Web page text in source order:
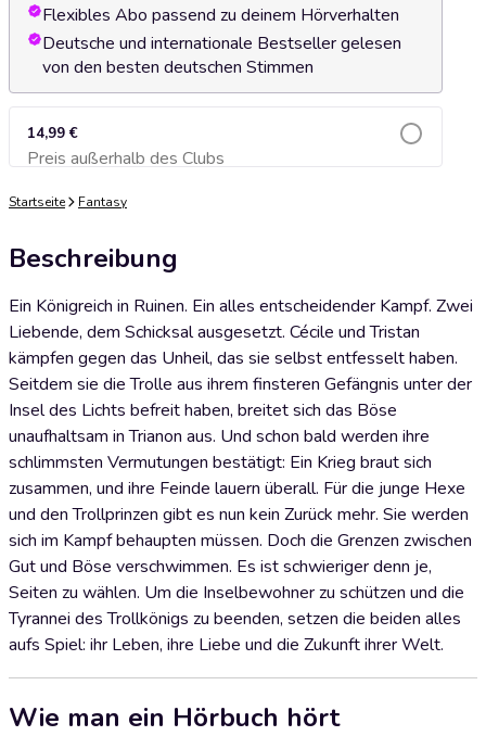
Flexibles Abo passend zu deinem Hörverhalten
Deutsche und internationale Bestseller gelesen
von den besten deutschen Stimmen
14,99 €
Preis außerhalb des ClubsZum Warenkorb hinzufügen
Startseite Fantasy
Beschreibung
Ein Königreich in Ruinen. Ein alles entscheidender Kampf. Zwei
Liebende, dem Schicksal ausgesetzt. Cécile und Tristan
kämpfen gegen das Unheil, das sie selbst entfesselt haben.
Seitdem sie die Trolle aus ihrem finsteren Gefängnis unter der
Insel des Lichts befreit haben, breitet sich das Böse
unaufhaltsam in Trianon aus. Und schon bald werden ihre
schlimmsten Vermutungen bestätigt: Ein Krieg braut sich
zusammen, und ihre Feinde lauern überall. Für die junge Hexe
und den Trollprinzen gibt es nun kein Zurück mehr. Sie werden
sich im Kampf behaupten müssen. Doch die Grenzen zwischen
Gut und Böse verschwimmen. Es ist schwieriger denn je,
Seiten zu wählen. Um die Inselbewohner zu schützen und die
Tyrannei des Trollkönigs zu beenden, setzen die beiden alles
aufs Spiel: ihr Leben, ihre Liebe und die Zukunft ihrer Welt.
Wie man ein Hörbuch hört